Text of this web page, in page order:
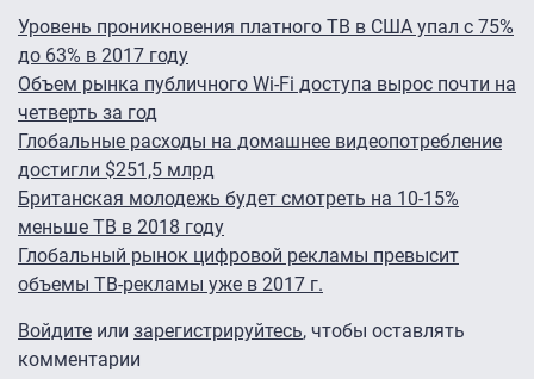
Уровень проникновения платного ТВ в США упал с 75%
до 63% в 2017 году
Объем рынка публичного Wi-Fi доступа вырос почти на
четверть за год
Глобальные расходы на домашнее видеопотребление
достигли $251,5 млрд
Британская молодежь будет смотреть на 10-15%
меньше ТВ в 2018 году
Глобальный рынок цифровой рекламы превысит
объемы ТВ-рекламы уже в 2017 г.
Войдите или зарегистрируйтесь, чтобы оставлять
комментарии